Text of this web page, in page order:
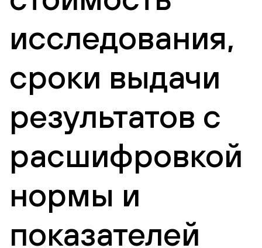
исследования,
сроки выдачи
результатов с
расшифровкой
нормы и
показателей